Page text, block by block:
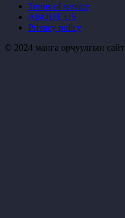
Terms of service
ABOUT US
Privacy policy
© 2024 манга орчуулгын сайт